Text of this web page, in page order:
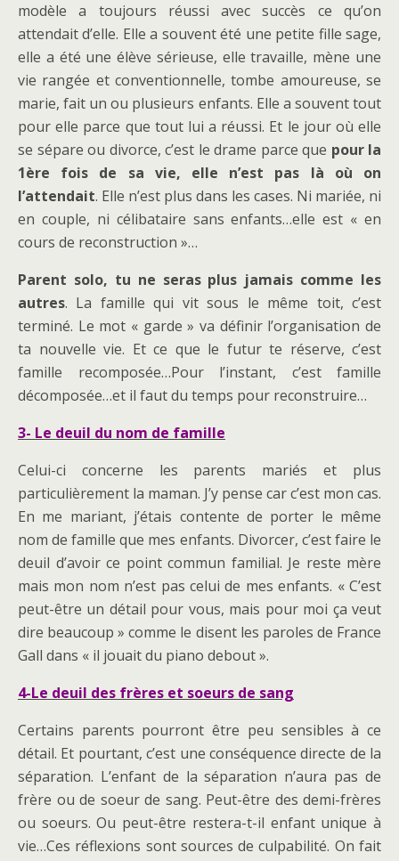
modèle a toujours réussi avec succès ce qu’on
attendait d’elle. Elle a souvent été une petite fille sage,
elle a été une élève sérieuse, elle travaille, mène une
vie rangée et conventionnelle, tombe amoureuse, se
marie, fait un ou plusieurs enfants. Elle a souvent tout
pour elle parce que tout lui a réussi. Et le jour où elle
se sépare ou divorce, c’est le drame parce que pour la
1ère fois de sa vie, elle n’est pas là où on
l’attendait. Elle n’est plus dans les cases. Ni mariée, ni
en couple, ni célibataire sans enfants…elle est « en
cours de reconstruction »…
Parent solo, tu ne seras plus jamais comme les
autres. La famille qui vit sous le même toit, c’est
terminé. Le mot « garde » va définir l’organisation de
ta nouvelle vie. Et ce que le futur te réserve, c’est
famille recomposée…Pour l’instant, c’est famille
décomposée…et il faut du temps pour reconstruire…
3- Le deuil du nom de famille
Celui-ci concerne les parents mariés et plus
particulièrement la maman. J’y pense car c’est mon cas.
En me mariant, j’étais contente de porter le même
nom de famille que mes enfants. Divorcer, c’est faire le
deuil d’avoir ce point commun familial. Je reste mère
mais mon nom n’est pas celui de mes enfants. « C’est
peut-être un détail pour vous, mais pour moi ça veut
dire beaucoup » comme le disent les paroles de France
Gall dans « il jouait du piano debout ».
4-Le deuil des frères et soeurs de sang
Certains parents pourront être peu sensibles à ce
détail. Et pourtant, c’est une conséquence directe de la
séparation. L’enfant de la séparation n’aura pas de
frère ou de soeur de sang. Peut-être des demi-frères
ou soeurs. Ou peut-être restera-t-il enfant unique à
vie…Ces réflexions sont sources de culpabilité. On fait